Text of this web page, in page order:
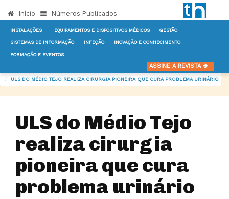
Início Números Publicados
INSTALAÇÕES EQUIPAMENTOS E DISPOSITIVOS MÉDICOS GESTÃO
SISTEMAS DE INFORMAÇÃO INFEÇÃO INOVAÇÃO E CONHECIMENTO
FORMAÇÃO E EVENTOS
ASSINE A REVISTA
ULS DO MÉDIO TEJO REALIZA CIRURGIA PIONEIRA QUE CURA PROBLEMA URINÁRIO
ULS do Médio Tejo
realiza cirurgia
pioneira que cura
problema urinário